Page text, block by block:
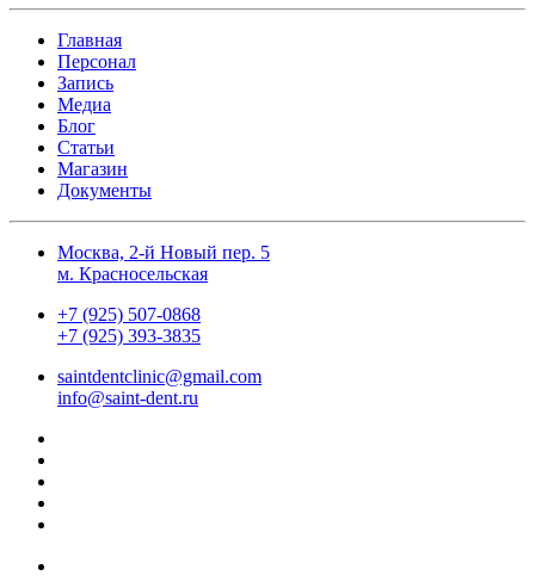
Главная
Персонал
Запись
Медиа
Блог
Статьи
Магазин
Документы
Москва, 2-й Новый пер. 5
м. Красносельская
+7 (925) 507-0868
+7 (925) 393-3835
saintdentclinic@gmail.com
info@saint-dent.ru